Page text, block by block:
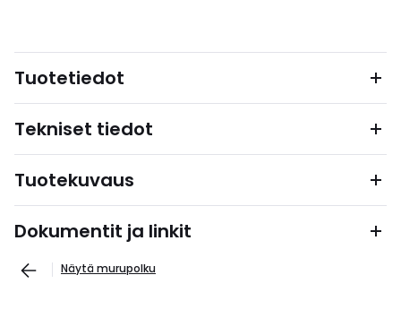
Tuotetiedot
Tekniset tiedot
Tuotekuvaus
Dokumentit ja linkit
Näytä murupolku